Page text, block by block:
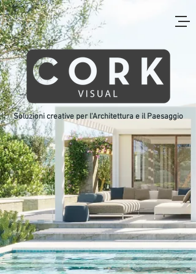
Soluzioni creative per l'Architettura e il Paesaggio